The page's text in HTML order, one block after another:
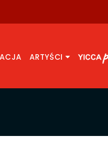
ARTYŚCI